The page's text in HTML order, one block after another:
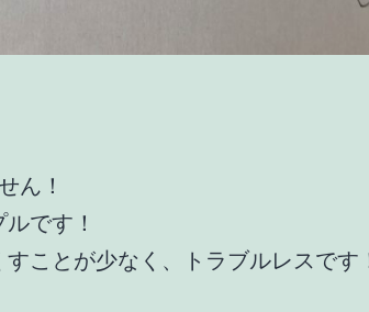
ん！
です！
ことが少なく、トラブルレスです